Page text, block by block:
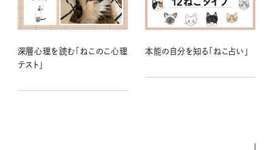
深層心理を読む「ねこのこ心理
テスト」
本能の自分を知る「ねこ占い」